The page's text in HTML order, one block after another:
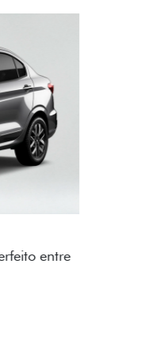
dinâmico e
o estilo do Fiat